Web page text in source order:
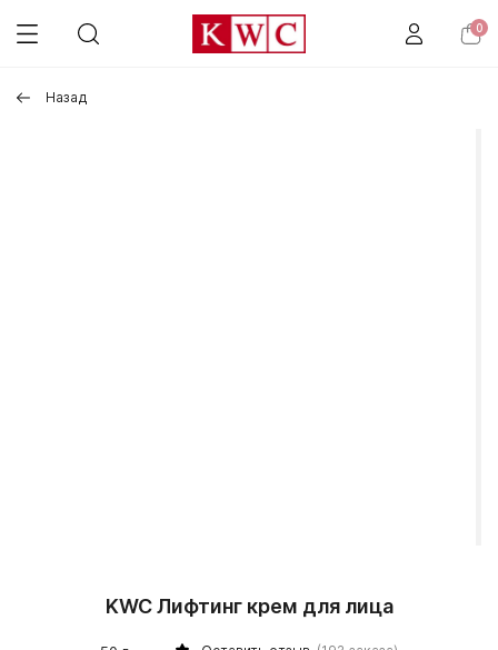
0
Назад
KWC Лифтинг крем для лица